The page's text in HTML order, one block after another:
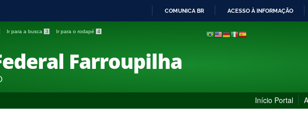
PARA
COMUNICA BR ACESSO À INFORMAÇÃO
Ir para a busca 3 Ir para o rodapé 4
Farroupilha
Início Portal